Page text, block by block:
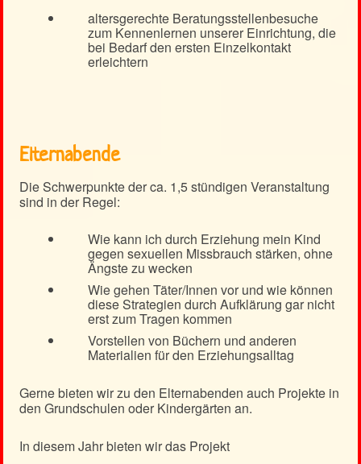
altersgerechte Beratungsstellenbesuche
zum Kennenlernen unserer Einrichtung, die
bei Bedarf den ersten Einzelkontakt
erleichtern
Elternabende
Die Schwerpunkte der ca. 1,5 stündigen Veranstaltung
sind in der Regel:
Wie kann ich durch Erziehung mein Kind
gegen sexuellen Missbrauch stärken, ohne
Ängste zu wecken
Wie gehen Täter/Innen vor und wie können
diese Strategien durch Aufklärung gar nicht
erst zum Tragen kommen
Vorstellen von Büchern und anderen
Materialien für den Erziehungsalltag
Gerne bieten wir zu den Elternabenden auch Projekte in
den Grundschulen oder Kindergärten an.
In diesem Jahr bieten wir das Projekt